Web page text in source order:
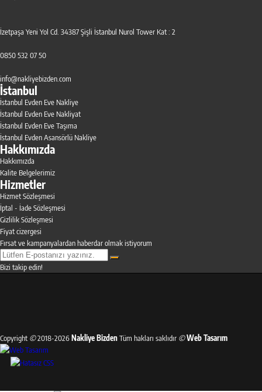
İzetpaşa Yeni Yol Cd. 34387 Şişli İstanbul Nurol Tower Kat : 2
0850 532 07 50
info@nakliyebizden.com
İstanbul
İstanbul Evden Eve Nakliye
İstanbul Evden Eve Nakliyat
İstanbul Evden Eve Taşıma
İstanbul Evden Asansörlü Nakliye
Hakkımızda
Hakkımızda
Kalite Belgelerimiz
Hizmetler
Hizmet Sözleşmesi
İptal - İade Sözleşmesi
Gizlilik Sözleşmesi
Fiyat cizergesi
Fırsat ve kampanyalardan haberdar olmak istiyorum
Bizi takip edin!
Copyright ©2018-2026 Nakliye BizdenTüm hakları saklıdır ©Web Tasarım